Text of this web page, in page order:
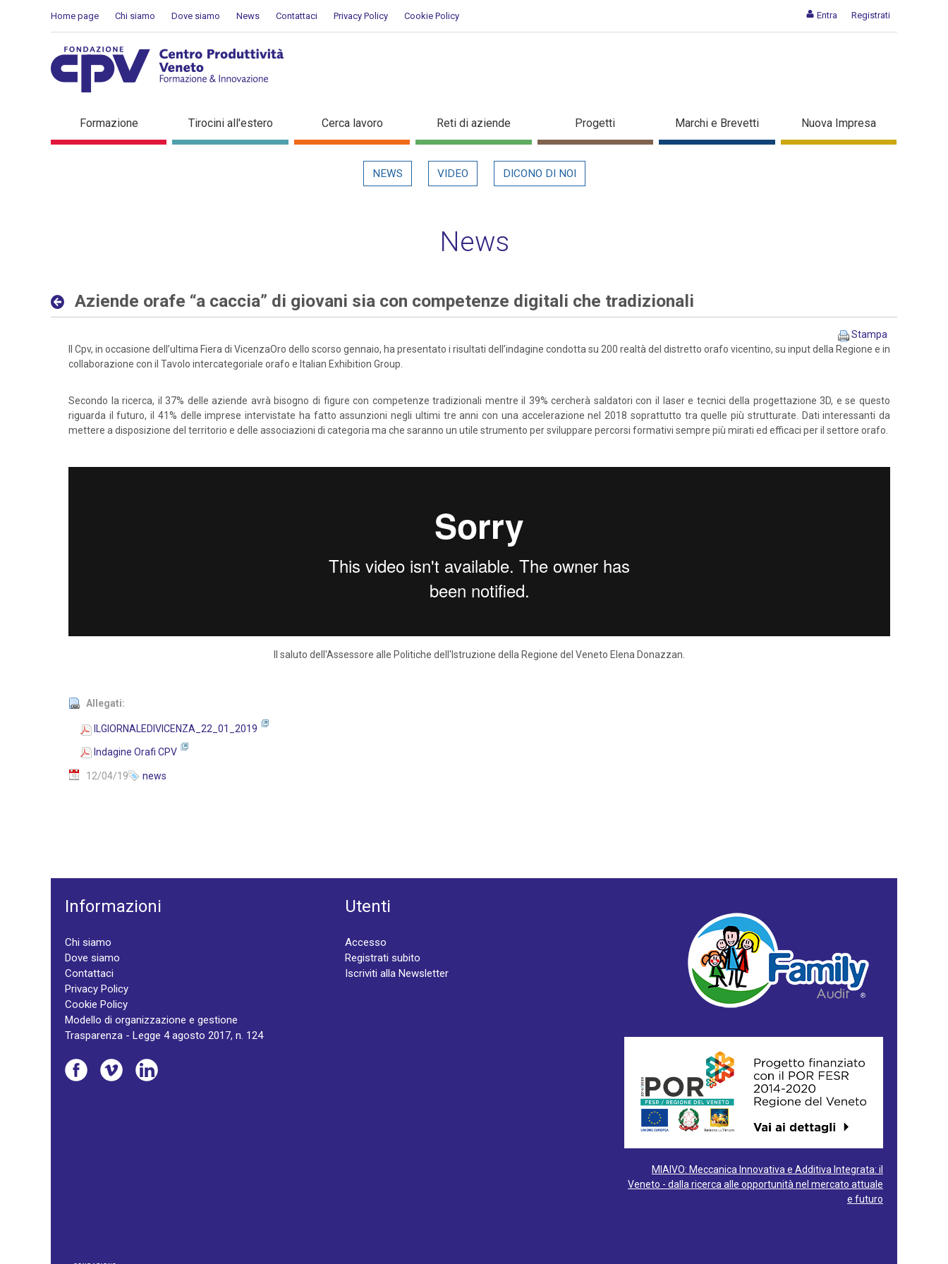
Entra Registrati
Home page Chi siamo Dove siamo News Contattaci Privacy Policy Cookie Policy
Aziende orafe “a caccia” di giovani sia con competenze digitali che tradizionali -
Formazione Tirocini all'estero Cerca lavoro Reti di aziende Progetti Marchi e Brevetti Nuova Impresa
NEWS VIDEO DICONO DI NOI
News
Aziende orafe “a caccia” di giovani sia con competenze digitali che tradizionali
Stampa
Il Cpv, in occasione dell’ultima Fiera di VicenzaOro dello scorso gennaio, ha presentato i risultati dell’indagine condotta su 200 realtà del distretto orafo vicentino, su input della Regione e in
collaborazione con il Tavolo intercategoriale orafo e Italian Exhibition Group.
Secondo la ricerca, il 37% delle aziende avrà bisogno di figure con competenze tradizionali mentre il 39% cercherà saldatori con il laser e tecnici della progettazione 3D, e se questo
riguarda il futuro, il 41% delle imprese intervistate ha fatto assunzioni negli ultimi tre anni con una accelerazione nel 2018 soprattutto tra quelle più strutturate. Dati interessanti da
mettere a disposizione del territorio e delle associazioni di categoria ma che saranno un utile strumento per sviluppare percorsi formativi sempre più mirati ed efficaci per il settore orafo.
Il saluto dell'Assessore alle Politiche dell'Istruzione della Regione del Veneto Elena Donazzan.
Allegati:
ILGIORNALEDIVICENZA_22_01_2019
Indagine Orafi CPV
12/04/19 news
Informazioni
Chi siamo
Dove siamo
Contattaci
Privacy Policy
Cookie Policy
Modello di organizzazione e gestione
Trasparenza - Legge 4 agosto 2017, n. 124
Utenti
Accesso
Registrati subito
Iscriviti alla Newsletter
MIAIVO: Meccanica Innovativa e Additiva Integrata: il
Veneto - dalla ricerca alle opportunità nel mercato attuale
e futuro